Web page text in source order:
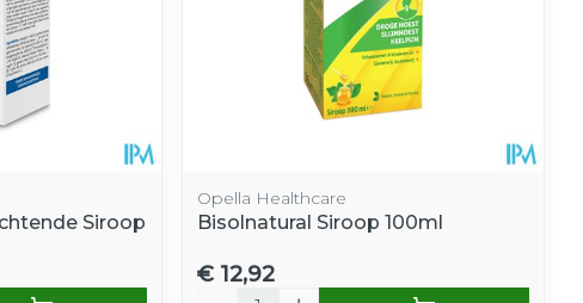
Siroop
Opella Healthcare
Bisolnatural Siroop 100ml
€ 12,92
Aantal